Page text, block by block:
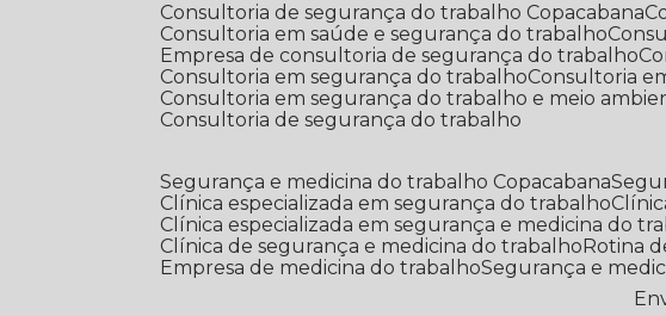
Consultoria de segurança do trabalho Copacabana
Consultoria em saúde e segurança do trabalho
Empresa de consultoria de segurança do trabalho
Consultoria em segurança do trabalho
Consultoria
Consultoria em segurança do trabalho e meio
Consultoria de segurança do trabalho
Segurança e medicina do trabalho Copacabana
Clínica especializada em segurança do trabalho
Clínica especializada em segurança e medicina do
Clínica de segurança e medicina do trabalho
Rotina
Empresa de medicina do trabalho Segurança e